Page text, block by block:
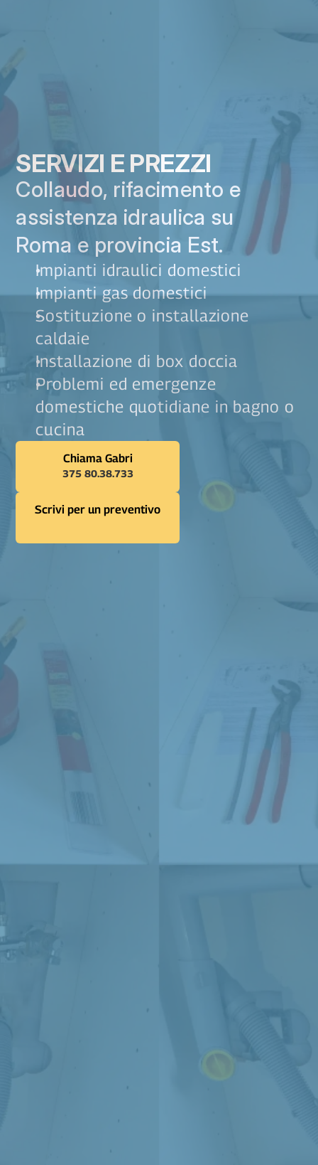
SERVIZI E PREZZI
Collaudo, rifacimento e
assistenza idraulica su
Roma e provincia Est.
Impianti idraulici domestici
Impianti gas domestici
Sostituzione o installazione
caldaie
Installazione di box doccia
Problemi ed emergenze
domestiche quotidiane in bagno o
cucina
Chiama Gabri
375 80.38.733
Scrivi per un preventivo